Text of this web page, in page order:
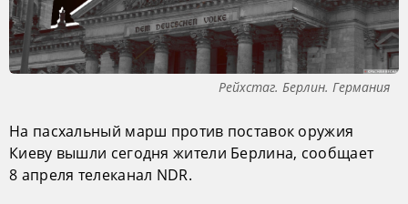
Рейхстаг. Берлин. Германия
На пасхальный марш против поставок оружия
Киеву вышли сегодня жители Берлина, сообщает
8 апреля телеканал NDR.